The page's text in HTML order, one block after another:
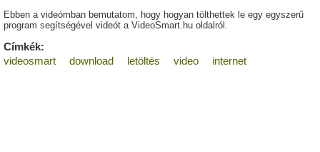
Ebben a videómban bemutatom, hogy hogyan tölthettek le egy egyszerű
program segítségével videót a VideoSmart.hu oldalról.
Címkék:
videosmart
download letöltés video internet